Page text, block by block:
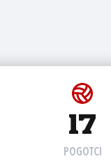
17
POGOTCI